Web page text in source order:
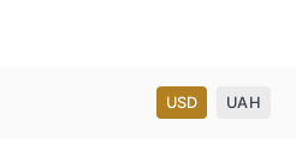
USD UAH